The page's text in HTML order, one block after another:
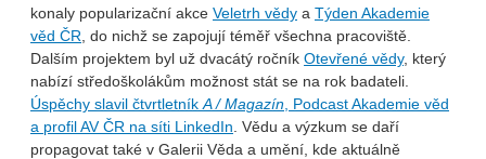
konaly popularizační akce Veletrh vědy a Týden Akademie
věd ČR , do nichž se zapojují téměř všechna pracoviště.
Dalším projektem byl už dvacátý ročník Otevřené vědy, který
nabízí středoškolákům možnost stát se na rok badateli.
Úspěchy slavil čtvrtletník A / Magazín , Podcast Akademie věd
a profil AV ČR na síti LinkedIn . Vědu a výzkum se daří
propagovat také v Galerii Věda a umění, kde aktuálně